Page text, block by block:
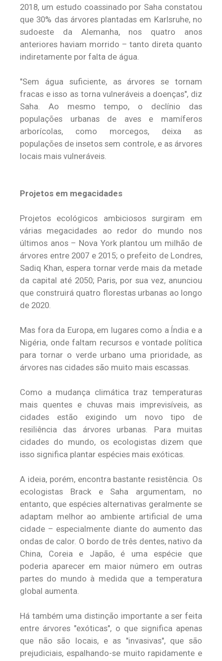
2018, um estudo coassinado por Saha constatou
que 30% das árvores plantadas em Karlsruhe, no
sudoeste da Alemanha, nos quatro anos
anteriores haviam morrido – tanto direta quanto
indiretamente por falta de água.
"Sem água suficiente, as árvores se tornam
fracas e isso as torna vulneráveis a doenças", diz
Saha. Ao mesmo tempo, o declínio das
populações urbanas de aves e mamíferos
arborícolas, como morcegos, deixa as
populações de insetos sem controle, e as árvores
locais mais vulneráveis.
Projetos em megacidades
Projetos ecológicos ambiciosos surgiram em
várias megacidades ao redor do mundo nos
últimos anos – Nova York plantou um milhão de
árvores entre 2007 e 2015; o prefeito de Londres,
Sadiq Khan, espera tornar verde mais da metade
da capital até 2050; Paris, por sua vez, anunciou
que construirá quatro florestas urbanas ao longo
de 2020.
Mas fora da Europa, em lugares como a Índia e a
Nigéria, onde faltam recursos e vontade política
para tornar o verde urbano uma prioridade, as
árvores nas cidades são muito mais escassas.
Como a mudança climática traz temperaturas
mais quentes e chuvas mais imprevisíveis, as
cidades estão exigindo um novo tipo de
resiliência das árvores urbanas. Para muitas
cidades do mundo, os ecologistas dizem que
isso significa plantar espécies mais exóticas.
A ideia, porém, encontra bastante resistência. Os
ecologistas Brack e Saha argumentam, no
entanto, que espécies alternativas geralmente se
adaptam melhor ao ambiente artificial de uma
cidade – especialmente diante do aumento das
ondas de calor. O bordo de três dentes, nativo da
China, Coreia e Japão, é uma espécie que
poderia aparecer em maior número em outras
partes do mundo à medida que a temperatura
global aumenta.
Há também uma distinção importante a ser feita
entre árvores "exóticas", o que significa apenas
que não são locais, e as "invasivas", que são
prejudiciais, espalhando-se muito rapidamente e